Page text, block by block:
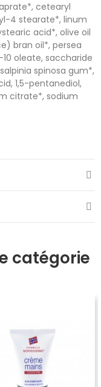
cetearyl
4 stearate*, linum
acid*, olive oil
bran oil*, persea
oleate, saccharide
spinosa gum*,
1,5-pentanediol,
citrate*, sodium
catégorie